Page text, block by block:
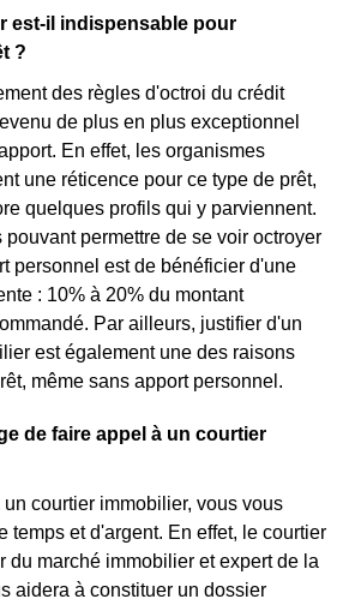
est-il indispensable pour
?
des règles d'octroi du crédit
de plus en plus exceptionnel
En effet, les organismes
une réticence pour ce type de prêt,
quelques profils qui y parviennent.
pouvant permettre de se voir octroyer
personnel est de bénéficier d'une
: 10% à 20% du montant
Par ailleurs, justifier d'un
est également une des raisons
même sans apport personnel.
de faire appel à un courtier
courtier immobilier, vous vous
temps et d'argent. En effet, le courtier
du marché immobilier et expert de la
aidera à constituer un dossier